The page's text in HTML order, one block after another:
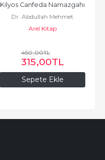
Sepete Ekle
Kilyos Canfeda Namazgahı
Dr. Abdullah Mehmet
Avunduk
Arel Kitap
450,00TL
315,00TL